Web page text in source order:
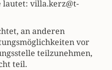
lautet: villa.kerz@t-
an anderen
vor
teilzunehmen,
teil.